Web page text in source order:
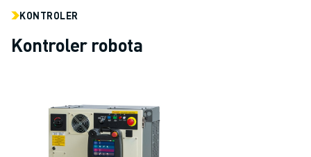
KONTROLER
Kontroler robota